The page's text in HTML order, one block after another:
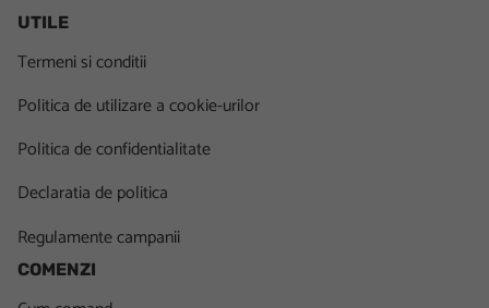
UTILE
Termeni si conditii
Politica de utilizare a cookie-urilor
Politica de confidentialitate
Declaratia de politica
Regulamente campanii
COMENZI